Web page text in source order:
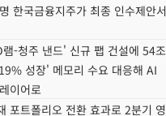
한국금융지주가 최종 인수제안서
-청주 낸드' 신규 팹 건설에 54조
성장' 메모리 수요 대응해 AI
이어로
포트폴리오 전환 효과로 2분기 영